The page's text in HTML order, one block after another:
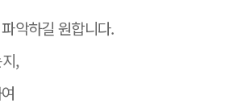
악하길 원합니다.
,